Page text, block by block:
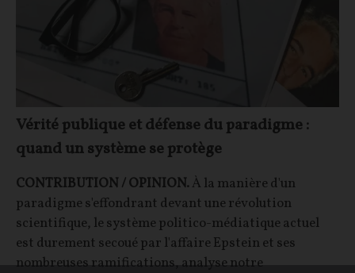
Vérité publique et défense du paradigme :
quand un système se protège
CONTRIBUTION / OPINION.À la manière d'un
paradigme s'effondrant devant une révolution
scientifique, le système politico-médiatique actuel
est durement secoué par l'affaire Epstein et ses
nombreuses ramifications, analyse notre